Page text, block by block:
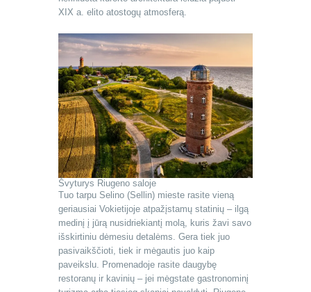
XIX a. elito atostogų atmosferą.
Švyturys Riugeno saloje
Tuo tarpu Selino (Sellin) mieste rasite vieną
geriausiai Vokietijoje atpažįstamų statinių – ilgą
medinį į jūrą nusidriekiantį molą, kuris žavi savo
išskirtiniu dėmesiu detalėms. Gera tiek juo
pasivaikščioti, tiek ir mėgautis juo kaip
paveikslu. Promenadoje rasite daugybę
restoranų ir kavinių – jei mėgstate gastronominį